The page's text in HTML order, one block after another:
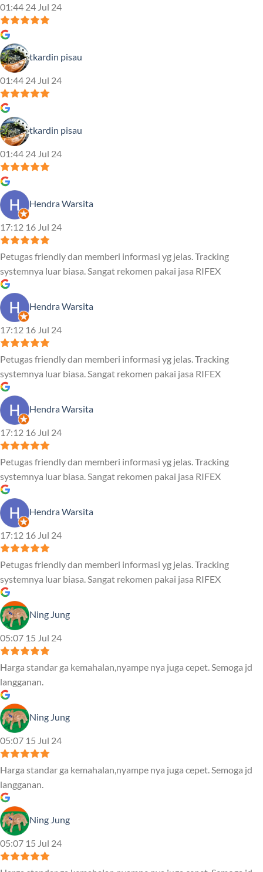
01:44 24 Jul 24
tkardin pisau
01:44 24 Jul 24
tkardin pisau
01:44 24 Jul 24
Hendra Warsita
17:12 16 Jul 24
Petugas friendly dan memberi informasi yg jelas. Tracking
systemnya luar biasa. Sangat rekomen pakai jasa RIFEX
Hendra Warsita
17:12 16 Jul 24
Petugas friendly dan memberi informasi yg jelas. Tracking
systemnya luar biasa. Sangat rekomen pakai jasa RIFEX
Hendra Warsita
17:12 16 Jul 24
Petugas friendly dan memberi informasi yg jelas. Tracking
systemnya luar biasa. Sangat rekomen pakai jasa RIFEX
Hendra Warsita
17:12 16 Jul 24
Petugas friendly dan memberi informasi yg jelas. Tracking
systemnya luar biasa. Sangat rekomen pakai jasa RIFEX
Ning Jung
05:07 15 Jul 24
Harga standar ga kemahalan,nyampe nya juga cepet. Semoga jd
langganan.
Ning Jung
05:07 15 Jul 24
Harga standar ga kemahalan,nyampe nya juga cepet. Semoga jd
langganan.
Ning Jung
05:07 15 Jul 24